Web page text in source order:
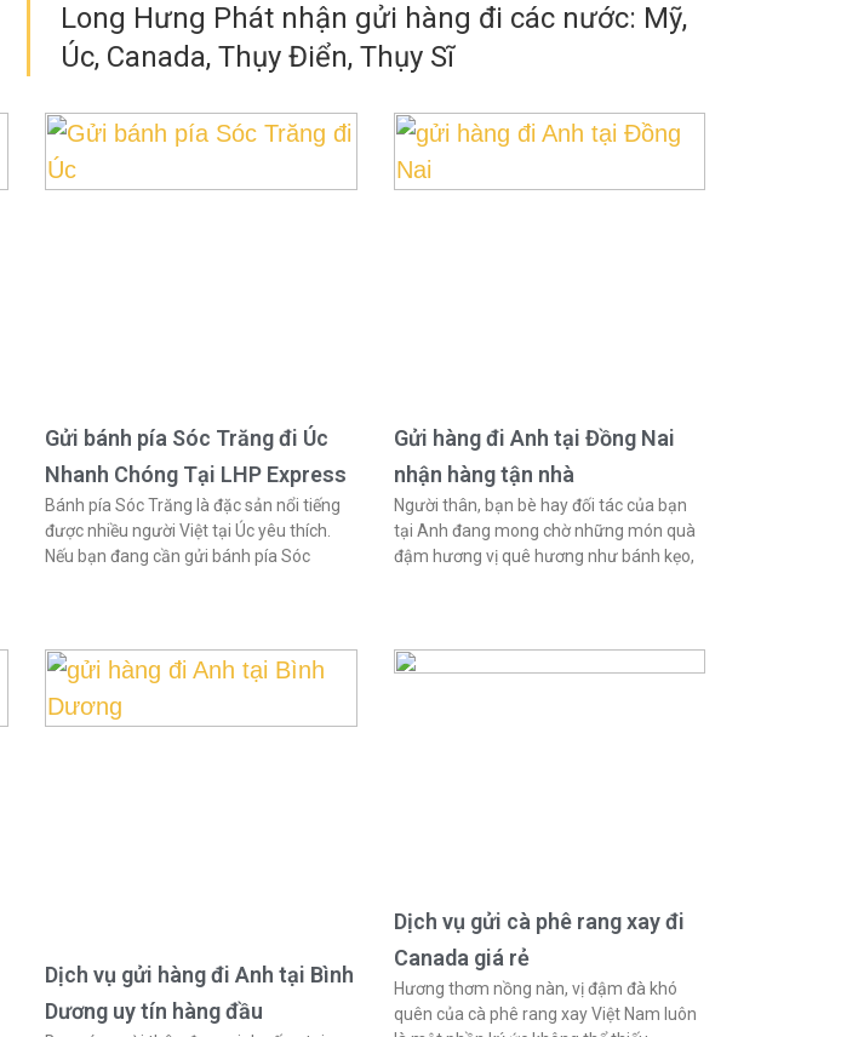
Long Hưng Phát nhận gửi hàng đi các nước: Mỹ,
Úc, Canada, Thụy Điển, Thụy Sĩ
Gửi bánh pía Sóc Trăng đi Úc
Nhanh Chóng Tại LHP Express
Bánh pía Sóc Trăng là đặc sản nổi tiếng
được nhiều người Việt tại Úc yêu thích.
Nếu bạn đang cần gửi bánh pía Sóc
Gửi hàng đi Anh tại Đồng Nai
nhận hàng tận nhà
Người thân, bạn bè hay đối tác của bạn
tại Anh đang mong chờ những món quà
đậm hương vị quê hương như bánh kẹo,
Dịch vụ gửi hàng đi Anh tại Bình
Dương uy tín hàng đầu
Dịch vụ gửi cà phê rang xay đi
Canada giá rẻ
Hương thơm nồng nàn, vị đậm đà khó
quên của cà phê rang xay Việt Nam luôn